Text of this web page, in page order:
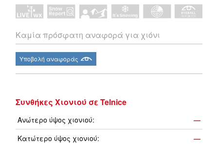
Καμία πρόσφατη αναφορά για χιόνι
Υποβολή αναφοράς
Συνθήκες Χιονιού σε Telnice
Ανώτερο ύψος χιονιού:
—
Κατώτερο ύψος χιονιού:
—